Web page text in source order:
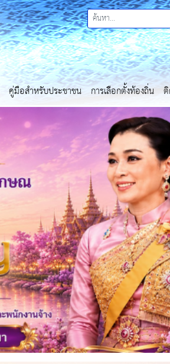
คู่มือสำหรับประชาชน การเลือกตั้งท้องถิ่น